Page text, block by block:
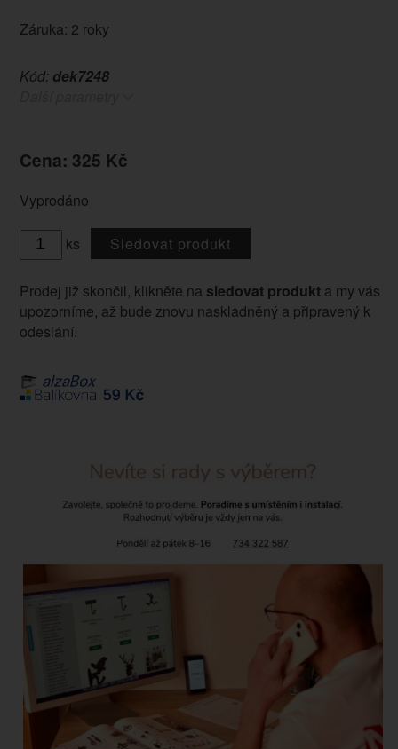
Záruka: 2 roky
Kód: dek7248
Cena: 325 Kč
Vyprodáno
ks Sledovat produkt
Prodej již skončil, klikněte na sledovat produkta my vás
upozorníme, až bude znovu naskladněný a připravený k
odeslání.